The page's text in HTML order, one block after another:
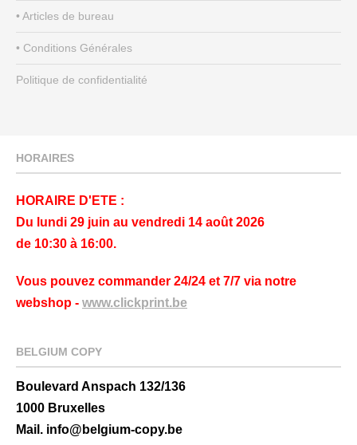
• Articles de bureau
• Conditions Générales
Politique de confidentialité
HORAIRES
HORAIRE D'ETE :
Du lundi 29 juin au vendredi 14 août 2026
de 10:30 à 16:00.
Vous pouvez commander 24/24 et 7/7 via notre
webshop - www.clickprint.be
BELGIUM COPY
Boulevard Anspach 132/136
1000 Bruxelles
Mail. info@belgium-copy.be